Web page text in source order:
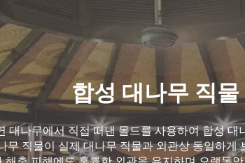
합성 대나무 직물
나무에서 직접 떠낸 몰드를 사용하여 합성
직물이 실제 대나무 직물과 외관상 동일하